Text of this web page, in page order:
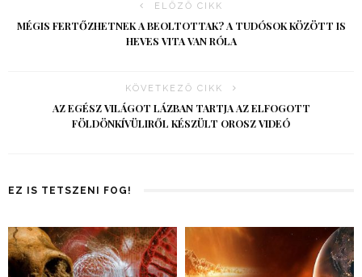
ELŐZŐ CIKK
MÉGIS FERTŐZHETNEK A BEOLTOTTAK? A TUDÓSOK KÖZÖTT IS
HEVES VITA VAN RÓLA
KÖVETKEZŐ CIKK
AZ EGÉSZ VILÁGOT LÁZBAN TARTJA AZ ELFOGOTT
FÖLDÖNKÍVÜLIRŐL KÉSZÜLT OROSZ VIDEÓ
EZ IS TETSZENI FOG!